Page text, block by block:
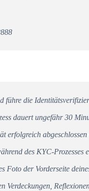
führe die
dauert ungefähr 30
erfolgreich
des KYC-
Foto der Vorderseite
Verdeckungen,